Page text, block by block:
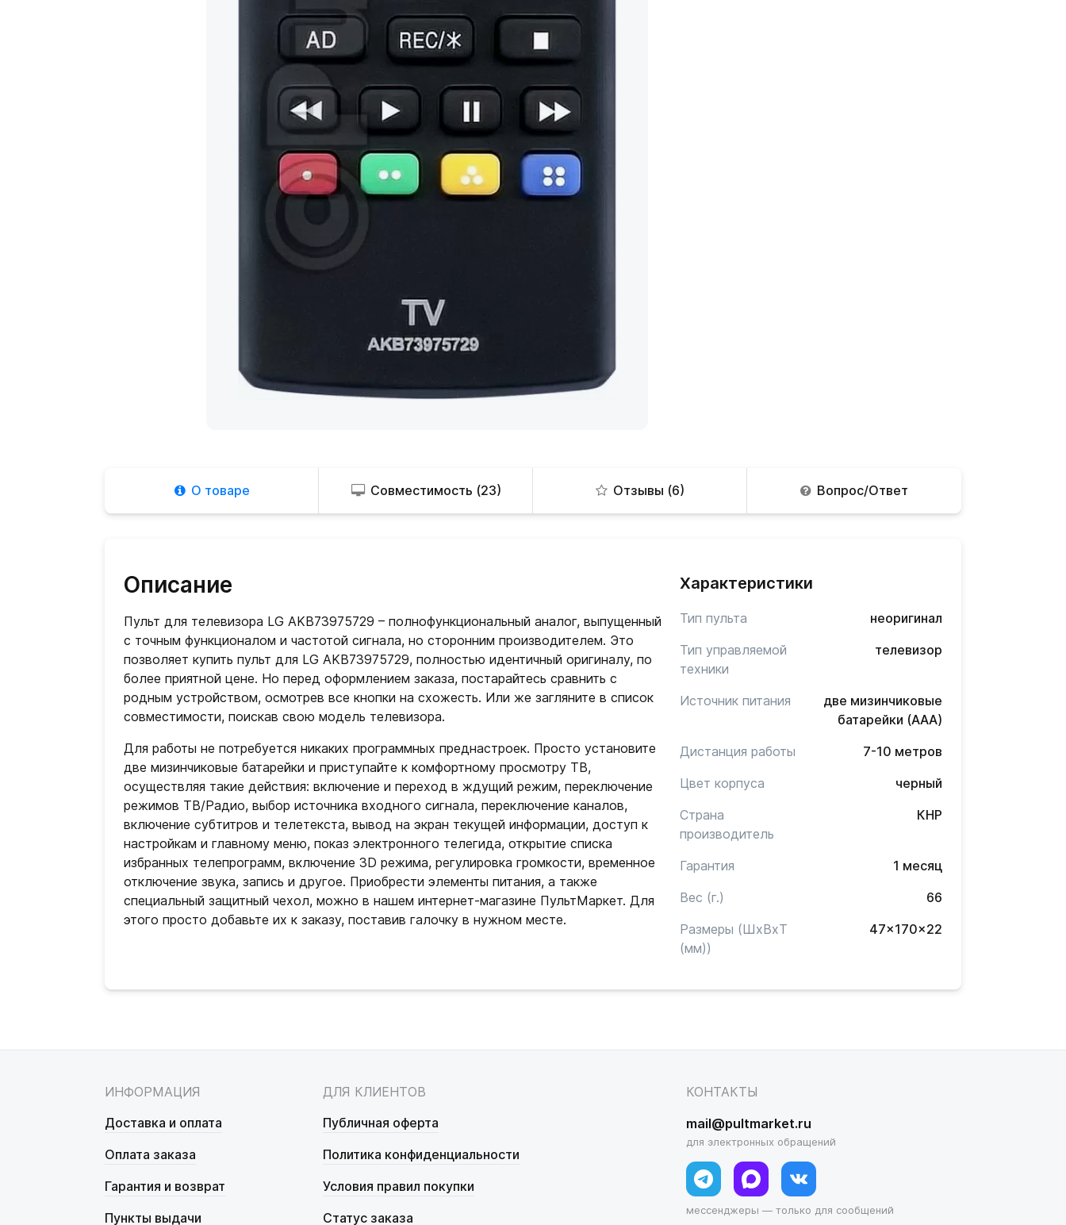
О товаре Совместимость (23) Отзывы (6) Вопрос/Ответ
Описание
Пульт для телевизора LG AKB73975729 – полнофункциональный аналог, выпущенный
с точным функционалом и частотой сигнала, но сторонним производителем. Это
позволяет купить пульт для LG AKB73975729, полностью идентичный оригиналу, по
более приятной цене. Но перед оформлением заказа, постарайтесь сравнить с
родным устройством, осмотрев все кнопки на схожесть. Или же загляните в список
совместимости, поискав свою модель телевизора.
Для работы не потребуется никаких программных преднастроек. Просто установите
две мизинчиковые батарейки и приступайте к комфортному просмотру ТВ,
осуществляя такие действия: включение и переход в ждущий режим, переключение
режимов ТВ/Радио, выбор источника входного сигнала, переключение каналов,
включение субтитров и телетекста, вывод на экран текущей информации, доступ к
настройкам и главному меню, показ электронного телегида, открытие списка
избранных телепрограмм, включение 3D режима, регулировка громкости, временное
отключение звука, запись и другое. Приобрести элементы питания, а также
специальный защитный чехол, можно в нашем интернет-магазине ПультМаркет. Для
этого просто добавьте их к заказу, поставив галочку в нужном месте.
Характеристики
Тип пульта
неоригинал
Тип управляемой
техники
телевизор
Источник питания
две мизинчиковые
батарейки (AAA)
Дистанция работы
7-10 метров
Цвет корпуса
черный
Страна
производитель
КНР
Гарантия
1 месяц
Вес (г.)
66
Размеры (ШxВxТ
(мм))
47x170x22
ИНФОРМАЦИЯ
Доставка и оплата
Оплата заказа
Гарантия и возврат
Пункты выдачи
ДЛЯ КЛИЕНТОВ
Публичная оферта
Политика конфиденциальности
Условия правил покупки
Статус заказа
КОНТАКТЫ
mail@pultmarket.ru
для электронных обращений
мессенджеры — только для сообщений